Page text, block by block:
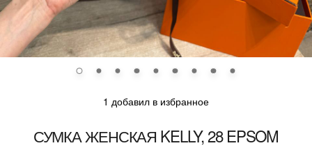
1 добавил в избранное
СУМКА ЖЕНСКАЯ KELLY, 28 EPSOM